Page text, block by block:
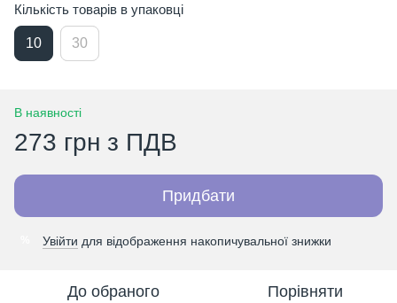
Кількість товарів в упаковці
10 30
В наявності
273 грн з ПДВ
Придбати
Увійти для відображення накопичувальної знижки
До обраного Порівняти